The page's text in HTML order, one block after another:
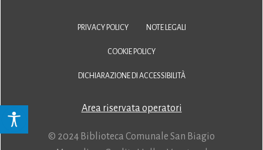
PRIVACY POLICY NOTE LEGALI
COOKIE POLICY
DICHIARAZIONE DI ACCESSIBILITÀ
Area riservata operatori
© 2024 Biblioteca Comunale San Biagio